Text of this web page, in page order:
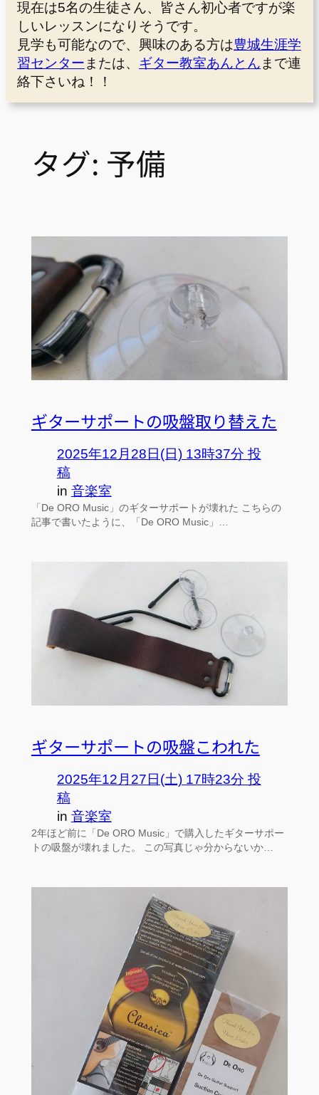
現在は5名の生徒さん、皆さん初心者ですが楽
しいレッスンになりそうです。
見学も可能なので、興味のある方は豊城生涯学
習センター または、 ギター教室あんとん まで連
絡下さいね！！
タグ: 予備
ギターサポートの吸盤取り替えた
2025年12月28日(日) 13時37分 投
稿
in 音楽室
「De ORO Music」のギターサポートが壊れた こちらの
記事で書いたように、「De ORO Music」…
ギターサポートの吸盤こわれた
2025年12月27日(土) 17時23分 投
稿
in 音楽室
2年ほど前に「De ORO Music」で購入したギターサポー
トの吸盤が壊れました。 この写真じゃ分からないか…